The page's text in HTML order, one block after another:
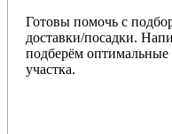
Готовы помочь с
доставки/посадки.
подберём оптимальные
участка.